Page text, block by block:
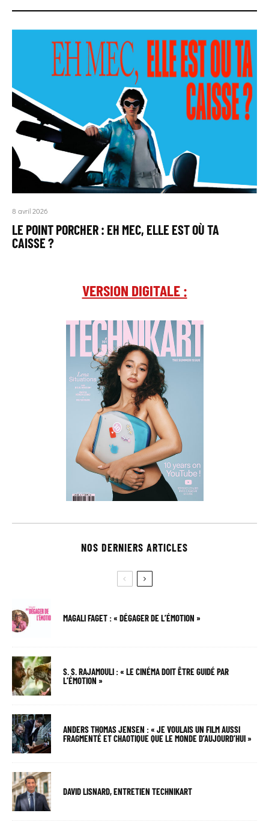
8 avril 2026
LE POINT PORCHER : EH MEC, ELLE EST OÙ TA
CAISSE ?
VERSION DIGITALE :
NOS DERNIERS ARTICLES
MAGALI FAGET : « DÉGAGER DE L’ÉMOTION »
S. S. RAJAMOULI : « LE CINÉMA DOIT ÊTRE GUIDÉ PAR
L’ÉMOTION »
ANDERS THOMAS JENSEN : « JE VOULAIS UN FILM AUSSI
FRAGMENTÉ ET CHAOTIQUE QUE LE MONDE D’AUJOURD’HUI »
DAVID LISNARD, ENTRETIEN TECHNIKART